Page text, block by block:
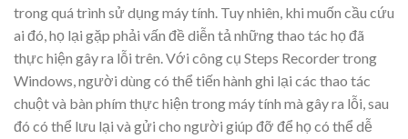
trong quá trình sử dụng máy tính. Tuy nhiên, khi muốn cầu cứu
ai đó, họ lại gặp phải vấn đề diễn tả những thao tác họ đã
thực hiện gây ra lỗi trên. Với công cụ Steps Recorder trong
Windows, người dùng có thể tiến hành ghi lại các thao tác
chuột và bàn phím thực hiện trong máy tính mà gây ra lỗi, sau
đó có thể lưu lại và gửi cho người giúp đỡ để họ có thể dễ